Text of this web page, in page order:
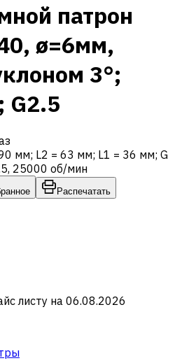
патрон
ø=6мм,
3°;
G2.5
мм; L2 = 63 мм; L1 = 36 мм; G
25000 об/мин
Распечатать
листу на 06.08.2026